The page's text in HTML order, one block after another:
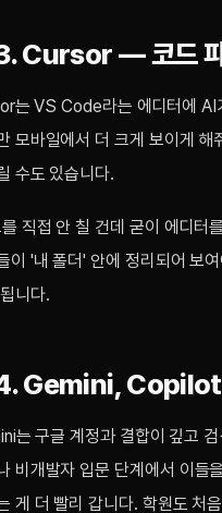
Cursor — 코드 파
는 VS Code라는 에디터에 AI
모바일에서 더 크게 보이게 해
수도 있습니다.
직접 안 칠 건데 굳이 에디터
이 '내 폴더' 안에 정리되어 보
니다.
Gemini, Copilot
는 구글 계정과 결합이 깊고
비개발자 입문 단계에서 이들
게 더 빨리 갑니다. 학원도 처